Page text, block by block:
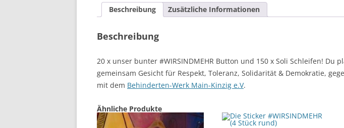
Beschreibung Zusätzliche Informationen
Beschreibung
20 x unser bunter #WIRSINDMEHR Button und 150 x Soli Schleifen! Du
gemeinsam Gesicht für Respekt, Toleranz, Solidarität & Demokratie,
mit dem Behinderten-Werk Main-Kinzig e.V.
Ähnliche Produkte